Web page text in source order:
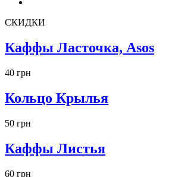
СКИДКИ
Каффы Ласточка, Asos
40 грн
Кольцо Крылья
50 грн
Каффы Листья
60 грн